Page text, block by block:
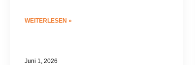
WEITERLESEN »
Juni 1, 2026